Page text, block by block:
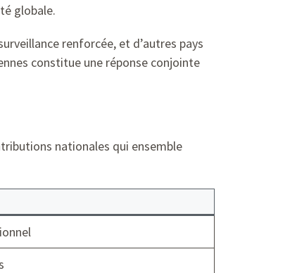
globale.
renforcée, et d’autres pays
constitue une réponse conjointe
nationales qui ensemble